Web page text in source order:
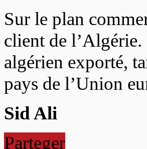
Sur le plan
client de
algérien exporté,
pays de l’Union
Sid Ali
Parteger